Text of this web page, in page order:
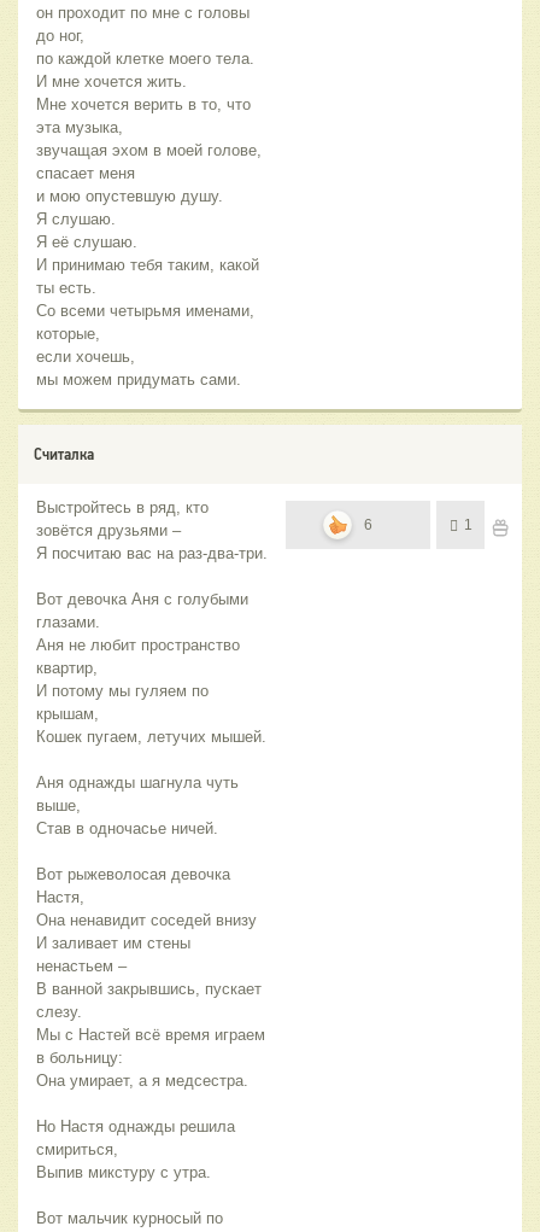
он проходит по мне с головы
до ног,
по каждой клетке моего тела.
И мне хочется жить.
Мне хочется верить в то, что
эта музыка,
звучащая эхом в моей голове,
спасает меня
и мою опустевшую душу.
Я слушаю.
Я её слушаю.
И принимаю тебя таким, какой
ты есть.
Со всеми четырьмя именами,
которые,
если хочешь,
мы можем придумать сами.
Считалка
Выстройтесь в ряд, кто
зовётся друзьями –
Я посчитаю вас на раз-два-три.
Вот девочка Аня с голубыми
глазами.
Аня не любит пространство
квартир,
И потому мы гуляем по
крышам,
Кошек пугаем, летучих мышей.
Аня однажды шагнула чуть
выше,
Став в одночасье ничей.
Вот рыжеволосая девочка
Настя,
Она ненавидит соседей внизу
И заливает им стены
ненастьем –
В ванной закрывшись, пускает
слезу.
Мы с Настей всё время играем
в больницу:
Она умирает, а я медсестра.
Но Настя однажды решила
смириться,
Выпив микстуру с утра.
Вот мальчик курносый по
6 1